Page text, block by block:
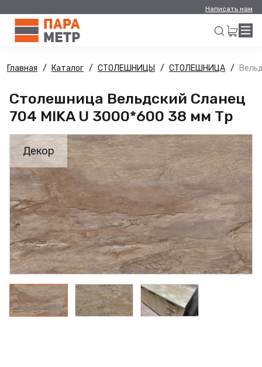
Написать нам
Искать
Главная Каталог СТОЛЕШНИЦЫ СТОЛЕШНИЦА
Столешница Вельдский Сланец
704 MIKA U 3000*600 38 мм Тр
Декор